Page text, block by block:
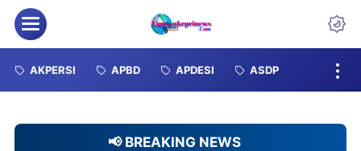
Menu
AKPERSI APBD APDESI ASDP
📢 BREAKING NEWS